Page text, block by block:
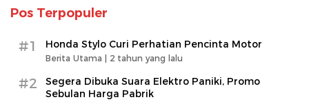
Pos Terpopuler
#1 Honda Stylo Curi Perhatian Pencinta Motor
Berita Utama | 2 tahun yang lalu
#2
Segera Dibuka Suara Elektro Paniki, Promo
Sebulan Harga Pabrik